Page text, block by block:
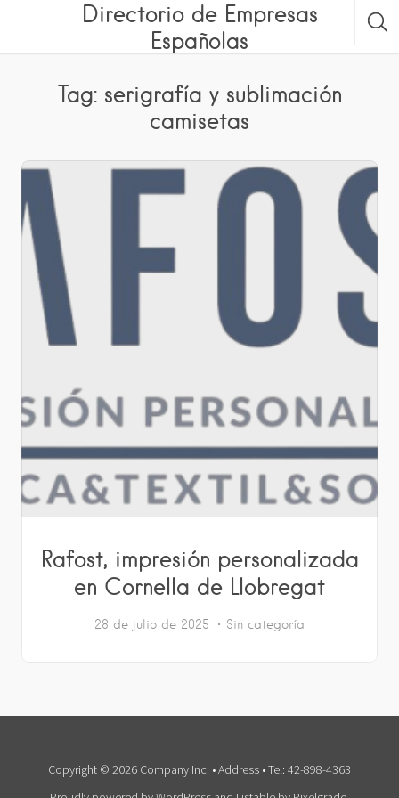
Directorio de Empresas
Españolas
Tag: serigrafía y sublimación
camisetas
Rafost, impresión personalizada
en Cornella de Llobregat
28 de julio de 2025 Sin categoría
Copyright © 2026 Company Inc. • Address • Tel: 42-898-4363